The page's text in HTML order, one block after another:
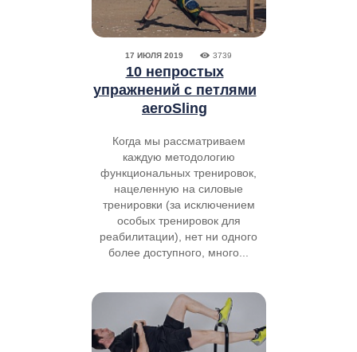
17 ИЮЛЯ 2019 3739
10 непростых
упражнений с петлями
aeroSling
Когда мы рассматриваем
каждую методологию
функциональных тренировок,
нацеленную на силовые
тренировки (за исключением
особых тренировок для
реабилитации), нет ни одного
более доступного, много...